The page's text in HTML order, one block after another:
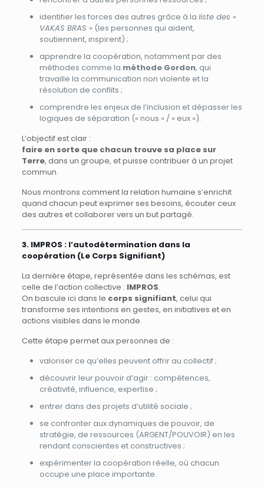
identifier les forces des autres grâce à la liste des «
VAKAS BRAS »(les personnes qui aident,
soutiennent, inspirent) ;
apprendre la coopération, notamment par des
méthodes comme la méthode Gordon, qui
travaille la communication non violente et la
résolution de conflits ;
comprendre les enjeux de l’inclusion et dépasser les
logiques de séparation (« nous » / « eux »).
L’objectif est clair :
faire en sorte que chacun trouve sa place sur
Terre, dans un groupe, et puisse contribuer à un projet
commun.
Nous montrons comment la relation humaine s’enrichit
quand chacun peut exprimer ses besoins, écouter ceux
des autres et collaborer vers un but partagé.
3. IMPROS : l’autodétermination dans la
coopération (Le Corps Signifiant)
La dernière étape, représentée dans les schémas, est
celle de l’action collective : IMPROS.
On bascule ici dans le corps signifiant, celui qui
transforme ses intentions en gestes, en initiatives et en
actions visibles dans le monde.
Cette étape permet aux personnes de :
valoriser ce qu’elles peuvent offrir au collectif ;
découvrir leur pouvoir d’agir : compétences,
créativité, influence, expertise ;
entrer dans des projets d’utilité sociale ;
se confronter aux dynamiques de pouvoir, de
stratégie, de ressources (ARGENT/POUVOIR) en les
rendant conscientes et constructives ;
expérimenter la coopération réelle, où chacun
occupe une place importante.